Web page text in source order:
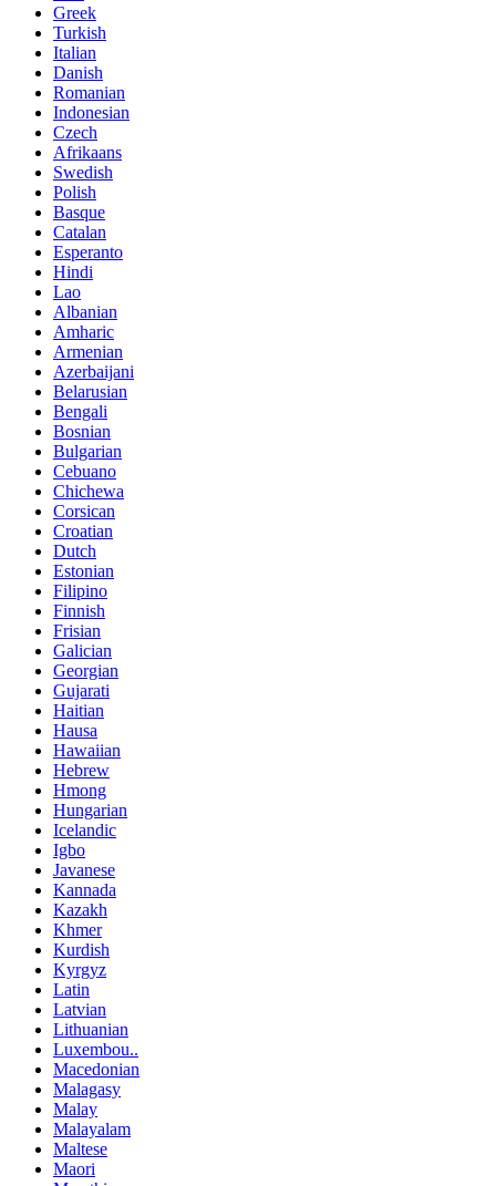
Greek
Turkish
Italian
Danish
Romanian
Indonesian
Czech
Afrikaans
Swedish
Polish
Basque
Catalan
Esperanto
Hindi
Lao
Albanian
Amharic
Armenian
Azerbaijani
Belarusian
Bengali
Bosnian
Bulgarian
Cebuano
Chichewa
Corsican
Croatian
Dutch
Estonian
Filipino
Finnish
Frisian
Galician
Georgian
Gujarati
Haitian
Hausa
Hawaiian
Hebrew
Hmong
Hungarian
Icelandic
Igbo
Javanese
Kannada
Kazakh
Khmer
Kurdish
Kyrgyz
Latin
Latvian
Lithuanian
Luxembou..
Macedonian
Malagasy
Malay
Malayalam
Maltese
Maori